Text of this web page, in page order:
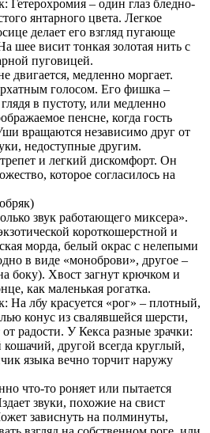
Гетерохромия – один глаз бледно-
янтарного цвета. Легкое
делает его взгляд пугающе
шее висит тонкая золотая нить с
пуговицей.
двигается, медленно моргает.
голосом. Его фишка –
в пустоту, или медленно
пенсне, когда гость
вращаются независимо друг от
недоступные другим.
и легкий дискомфорт. Он
которое согласилось на
звук работающего миксера».
короткошерстной и
морда, белый окрас с нелепыми
в виде «моноброви», другое –
боку). Хвост загнут крючком и
как маленькая рогатка.
На лбу красуется «рог» – плотный,
конус из свалявшейся шерсти,
радости. У Кекса разные зрачки:
другой всегда круглый,
языка вечно торчит наружу
что-то роняет или пытается
звуки, похожие на свист
зависнуть на полминуты,